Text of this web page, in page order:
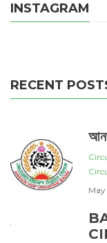
INSTAGRAM
RECENT
May